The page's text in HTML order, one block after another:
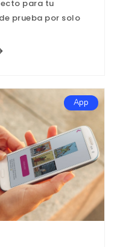
para tu
prueba por solo
App